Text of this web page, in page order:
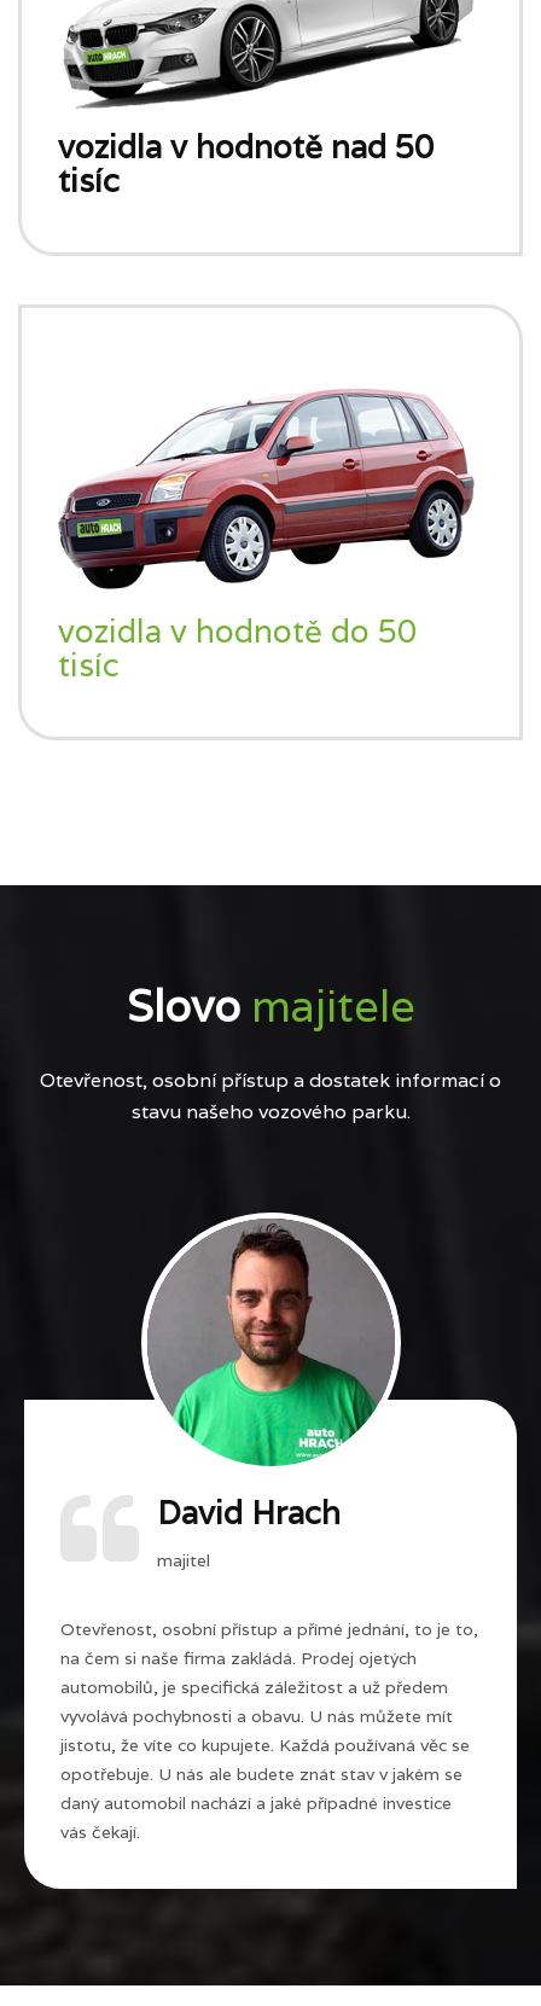
vozidla v hodnotě nad 50
tisíc
vozidla v hodnotě do 50
tisíc
Slovo majitele
Otevřenost, osobní přístup a dostatek informací o
stavu našeho vozového parku.
David Hrach
majitel
Otevřenost, osobní přístup a přímé jednání, to je to,
na čem si naše firma zakládá. Prodej ojetých
automobilů, je specifická záležitost a už předem
vyvolává pochybnosti a obavu. U nás můžete mít
jistotu, že víte co kupujete. Každá používaná věc se
opotřebuje. U nás ale budete znát stav v jakém se
daný automobil nachází a jaké případné investice
vás čekají.